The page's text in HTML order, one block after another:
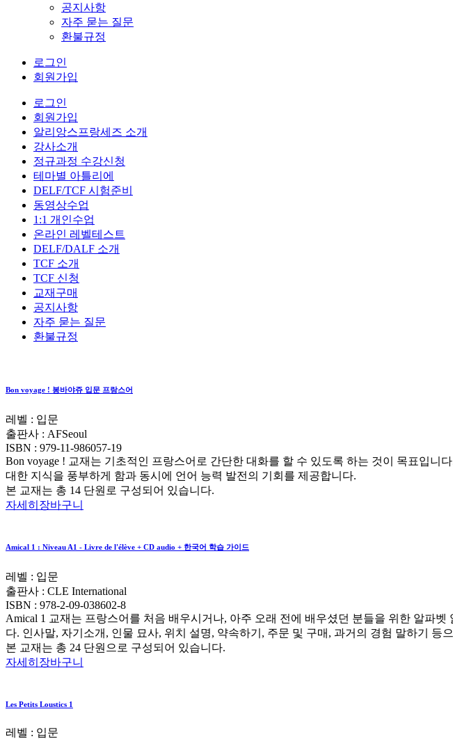
공지사항
자주 묻는 질문
환불규정
로그인
회원가입
로그인
회원가입
알리앙스프랑세즈 소개
강사소개
정규과정 수강신청
테마별 아틀리에
DELF/TCF 시험준비
동영상수업
1:1 개인수업
온라인 레벨테스트
DELF/DALF 소개
TCF 소개
TCF 신청
교재구매
공지사항
자주 묻는 질문
환불규정
Bon voyage ! 봉바야쥬 입문 프랑스어
레벨 : 입문
출판사 : AFSeoul
ISBN : 979-11-986057-19
Bon voyage ! 교재는 기초적인 프랑스어로 간단한 대화를 할 수 있도록 하는 것이 목표입
대한 지식을 풍부하게 함과 동시에 언어 능력 발전의 기회를 제공합니다.
본 교재는 총 14 단원로 구성되어 있습니다.
자세히 장바구니
Amical 1 : Niveau A1 - Livre de l'élève + CD audio + 한국어 학습 가이드
레벨 : 입문
출판사 : CLE International
ISBN : 978-2-09-038602-8
Amical 1 교재는 프랑스어를 처음 배우시거나, 아주 오래 전에 배우셨던 분들을 위한 알파
다. 인사말, 자기소개, 인물 묘사, 위치 설명, 약속하기, 주문 및 구매, 과거의 경험 말하기 등
본 교재는 총 24 단원으로 구성되어 있습니다.
자세히 장바구니
Les Petits Loustics 1
레벨 : 입문